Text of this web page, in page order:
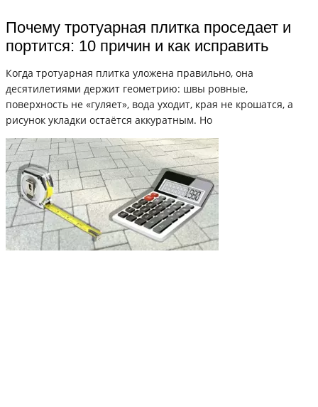
Почему тротуарная плитка проседает и
портится: 10 причин и как исправить
Когда тротуарная плитка уложена правильно, она
десятилетиями держит геометрию: швы ровные,
поверхность не «гуляет», вода уходит, края не крошатся, а
рисунок укладки остаётся аккуратным. Но